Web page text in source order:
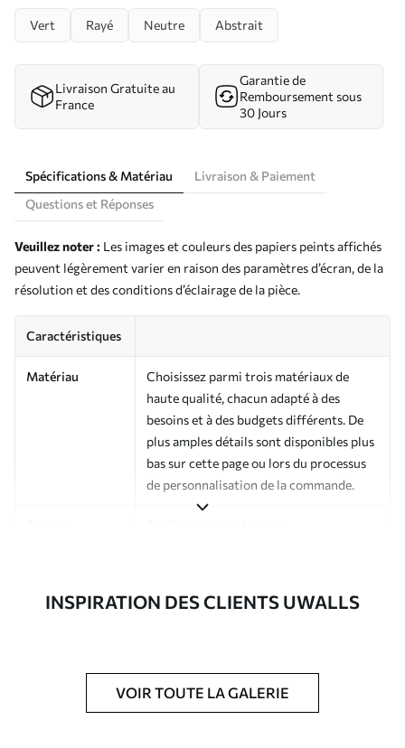
Vert Rayé Neutre Abstrait
Livraison Gratuite au
France
Garantie de
Remboursement sous
30 Jours
Spécifications & Matériau
Livraison & Paiement
Questions et Réponses
Veuillez noter : Les images et couleurs des papiers peints affichés
peuvent légèrement varier en raison des paramètres d’écran, de la
résolution et des conditions d’éclairage de la pièce.
Caractéristiques
Matériau
Choisissez parmi trois matériaux de
haute qualité, chacun adapté à des
besoins et à des budgets différents. De
plus amples détails sont disponibles plus
bas sur cette page ou lors du processus
de personnalisation de la commande.
Finition Semi-mate
Vernis protecteur et/ou colle pour
INSPIRATION DES CLIENTS UWALLS
VOIR TOUTE LA GALERIE